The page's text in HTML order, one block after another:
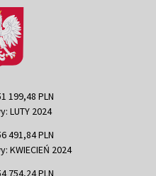
199,48 PLN
LUTY 2024
491,84 PLN
KWIECIEŃ 2024
754,24 PLN